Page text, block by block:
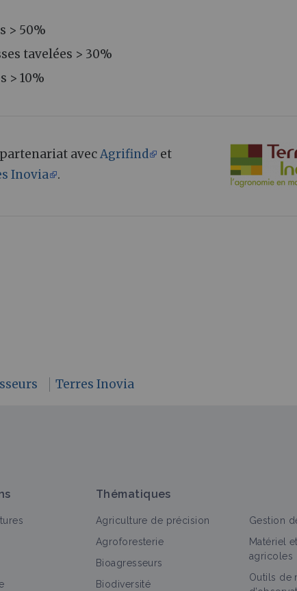
> 50%
tavelées > 30%
> 10%
avecAgrifind
et
Inovia
.
Terres Inovia
Thématiques
Agriculture de précision
Agroforesterie
Bioagresseurs
Biodiversité
Gestion
Matériel
agricoles
Outils de